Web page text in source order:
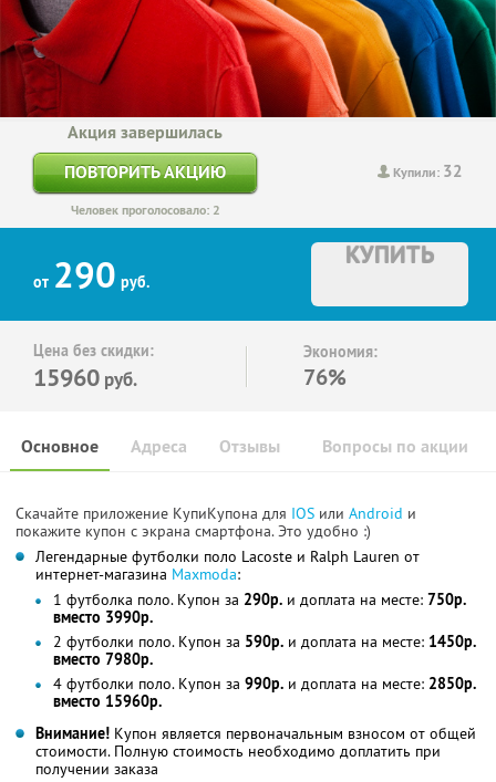
Купили: 32
Акция завершилась
ПОВТОРИТЬ АКЦИЮ
Человек проголосовало: 2
от 290 руб.
КУПИТЬ
Цена без скидки:
15960 руб.
Экономия:
76%
Основное Отзывы Вопросы по акции
Адреса
Скачайте приложение КупиКупона для IOS или Android и
покажите купон с экрана смартфона. Это удобно :)
Легендарные футболки поло Lacoste и Ralph Lauren от
интернет-магазина Maxmoda:
1 футболка поло. Купон за 290р. и доплата на месте: 750р.
вместо 3990р.
2 футболки поло. Купон за 590р. и доплата на месте: 1450р.
вместо 7980р.
4 футболки поло. Купон за 990р. и доплата на месте: 2850р.
вместо 15960р.
Внимание! Купон является первоначальным взносом от общей
стоимости. Полную стоимость необходимо доплатить при
получении заказа